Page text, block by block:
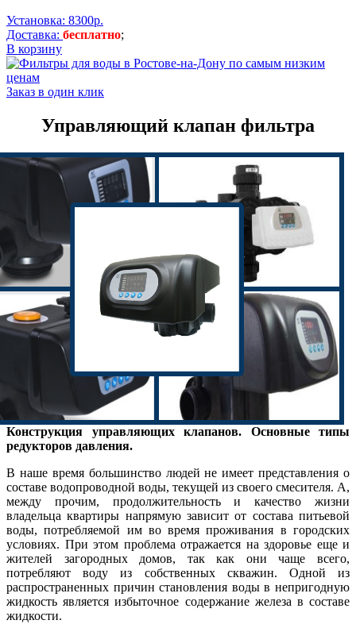
Установка: 8300р.
Доставка: бесплатно;
В корзину
Заказ в один клик
Управляющий клапан фильтра
Конструкция управляющих клапанов. Основные типы
редукторов давления.
В наше время большинство людей не имеет представления о
составе водопроводной воды, текущей из своего смесителя. А,
между прочим, продолжительность и качество жизни
владельца квартиры напрямую зависит от состава питьевой
воды, потребляемой им во время проживания в городских
условиях. При этом проблема отражается на здоровье еще и
жителей загородных домов, так как они чаще всего,
потребляют воду из собственных скважин. Одной из
распространенных причин становления воды в непригодную
жидкость является избыточное содержание железа в составе
жидкости.